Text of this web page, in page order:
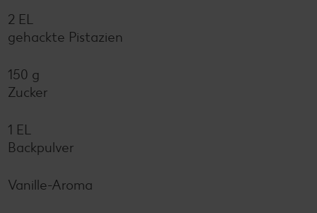
2 EL
gehackte Pistazien
150 g
Zucker
1 EL
Backpulver
Vanille-Aroma